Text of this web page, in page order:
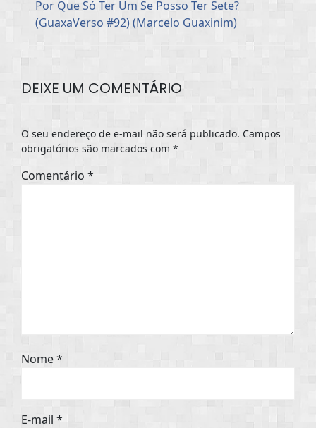
Por Que Só Ter Um Se Posso Ter Sete?
(GuaxaVerso #92) (Marcelo Guaxinim)
DEIXE UM COMENTÁRIO
O seu endereço de e-mail não será publicado. Campos
obrigatórios são marcados com *
Comentário *
Nome*
E-mail *